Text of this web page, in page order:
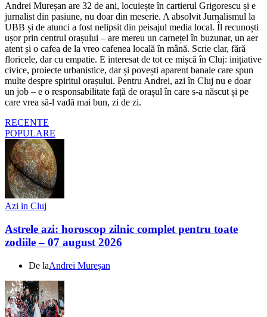
Andrei Mureșan are 32 de ani, locuiește în cartierul Grigorescu și e
jurnalist din pasiune, nu doar din meserie. A absolvit Jurnalismul la
UBB și de atunci a fost nelipsit din peisajul media local. Îl recunoști
ușor prin centrul orașului – are mereu un carnețel în buzunar, un aer
atent și o cafea de la vreo cafenea locală în mână. Scrie clar, fără
floricele, dar cu empatie. E interesat de tot ce mișcă în Cluj: inițiative
civice, proiecte urbanistice, dar și povești aparent banale care spun
multe despre spiritul orașului. Pentru Andrei, azi în Cluj nu e doar
un job – e o responsabilitate față de orașul în care s-a născut și pe
care vrea să-l vadă mai bun, zi de zi.
RECENTE
POPULARE
Azi in Cluj
Astrele azi: horoscop zilnic complet pentru toate
zodiile – 07 august 2026
De laAndrei Mureșan